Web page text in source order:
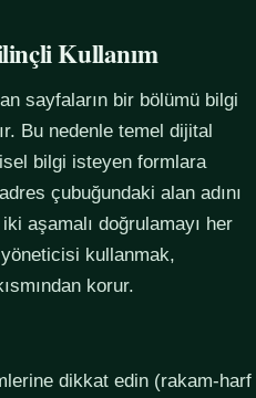
Kullanım
sayfaların bir bölümü bilgi
Bu nedenle temel dijital
bilgi isteyen formlara
çubuğundaki alan adını
aşamalı doğrulamayı her
kullanmak,
korur.
dikkat edin (rakam-harf